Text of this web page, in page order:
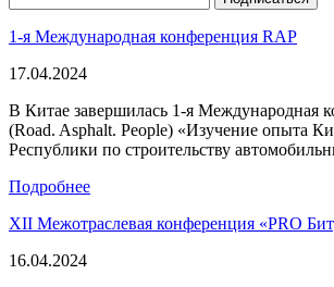
1-я Международная конференция RAP
17.04.2024
В Китае завершилась 1-я Международная
(Road. Asphalt. People) «Изучение опыта
Республики по строительству
Подробнее
ХII Межотраслевая конференция «PRO
16.04.2024